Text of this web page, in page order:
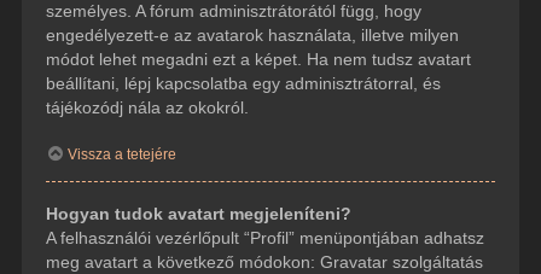
személyes. A fórum adminisztrátorától függ, hogy
engedélyezett-e az avatarok használata, illetve milyen
módot lehet megadni ezt a képet. Ha nem tudsz avatart
beállítani, lépj kapcsolatba egy adminisztrátorral, és
tájékozódj nála az okokról.
Vissza a tetejére
Hogyan tudok avatart megjeleníteni?
A felhasználói vezérlőpult “Profil” menüpontjában adhatsz
meg avatart a következő módokon: Gravatar szolgáltatás